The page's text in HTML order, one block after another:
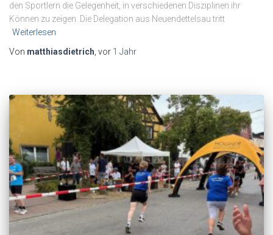
den Sportlern die Gelegenheit, in verschiedenen Disziplinen ihr
Können zu zeigen. Die Delegation aus Neuendettelsau tritt
Weiterlesen
Von matthiasdietrich , vor 1 Jahr